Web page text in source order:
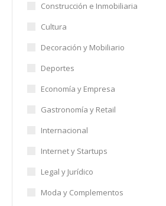
Construcción e Inmobiliaria
Cultura
Decoración y Mobiliario
Deportes
Economía y Empresa
Gastronomía y Retail
Internacional
Internet y Startups
Legal y Jurídico
Moda y Complementos